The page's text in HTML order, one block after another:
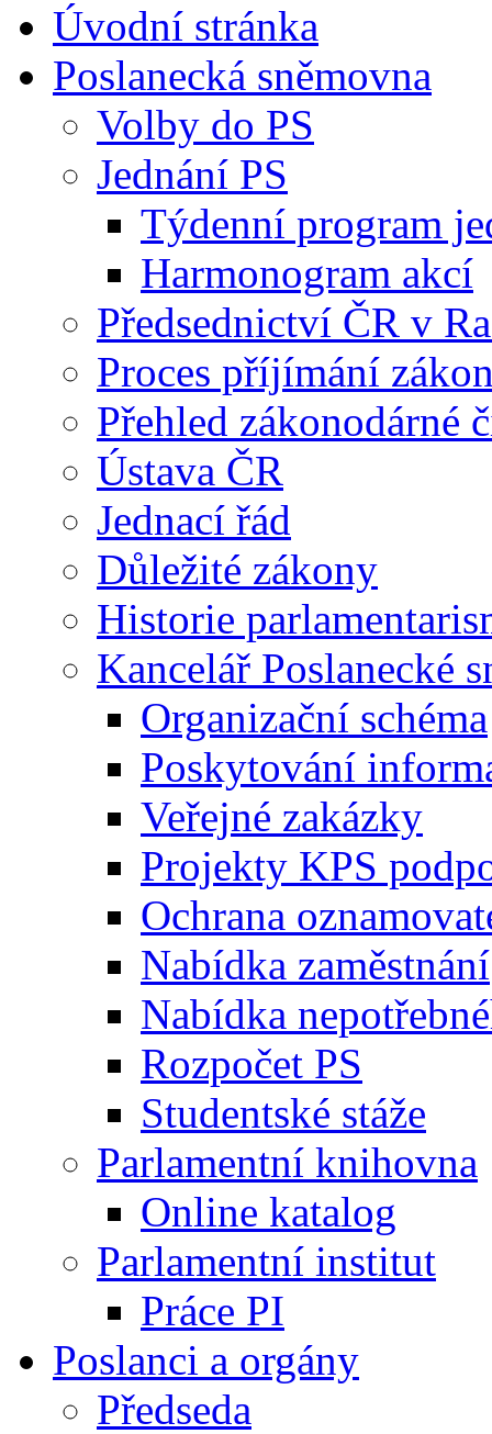
Úvodní stránka
Poslanecká sněmovna
Volby do PS
Jednání PS
Týdenní program
Harmonogram akcí
Předsednictví ČR v
Proces příjímání
Přehled zákonodárné
Ústava ČR
Jednací řád
Důležité zákony
Historie
Kancelář Poslanecké
Organizační schéma
Poskytování
Veřejné zakázky
Projekty KPS
Ochrana
Nabídka zaměstnání
Nabídka
Rozpočet PS
Studentské stáže
Parlamentní knihovna
Online katalog
Parlamentní institut
Práce PI
Poslanci a orgány
Předseda